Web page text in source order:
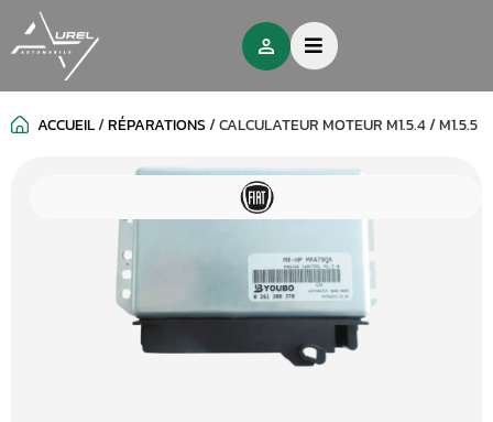
ACCUEIL/RÉPARATIONS/CALCULATEUR MOTEUR M1.5.4 / M1.5.5